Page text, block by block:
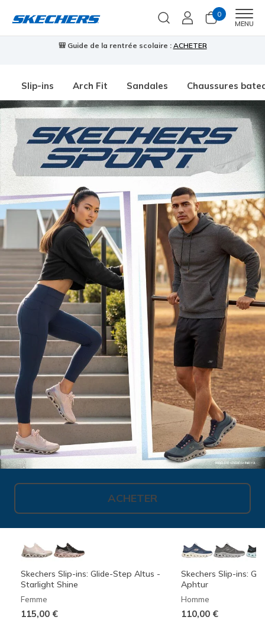
0
MENU
🎒 Guide de la rentrée scolaire : ACHETER
Slip-ins Arch Fit Sandales Chaussures
ACHETER
Skechers Slip-ins: Glide-Step Altus -
Starlight Shine
Femme
115,00 €
Skechers Slip-ins:
Aphtur
Homme
110,00 €